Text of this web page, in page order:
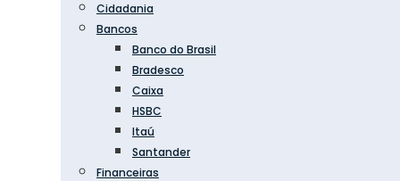
Cidadania
Bancos
Banco do Brasil
Bradesco
Caixa
HSBC
Itaú
Santander
Financeiras